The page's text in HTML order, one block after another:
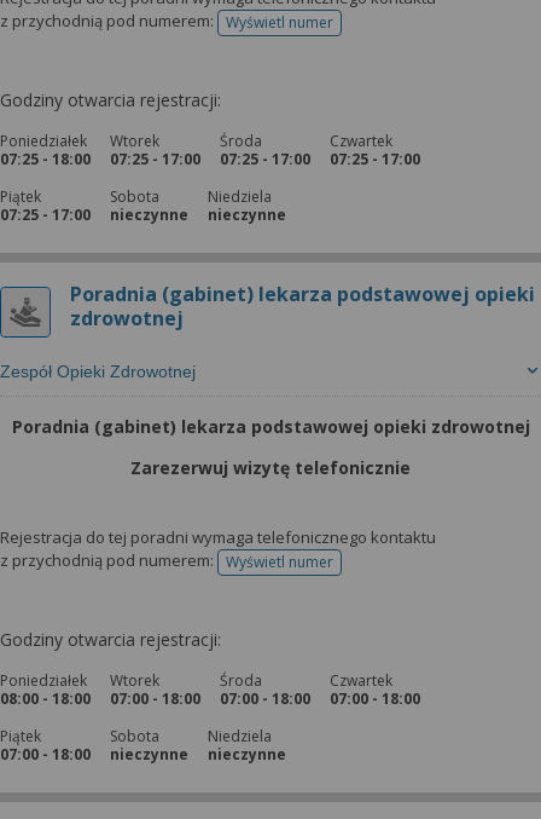
z przychodnią pod numerem:
Wyświetl numertelefonu do rejestracji
Godziny otwarcia rejestracji:
Poniedziałek
07:25 - 18:00
Wtorek
07:25 - 17:00
Środa
07:25 - 17:00
Czwartek
07:25 - 17:00
Piątek
07:25 - 17:00
Sobota
nieczynne
Niedziela
nieczynne
Poradnia (gabinet) lekarza podstawowej opieki
zdrowotnej
Zespół Opieki Zdrowotnej
Poradnia (gabinet) lekarza podstawowej opieki zdrowotnej
Zarezerwuj wizytę telefonicznie
Rejestracja do tej poradni wymaga telefonicznego kontaktu
z przychodnią pod numerem:
Wyświetl numertelefonu do rejestracji
Godziny otwarcia rejestracji:
Poniedziałek
08:00 - 18:00
Wtorek
07:00 - 18:00
Środa
07:00 - 18:00
Czwartek
07:00 - 18:00
Piątek
07:00 - 18:00
Sobota
nieczynne
Niedziela
nieczynne
możesz też wycofać zgodę na przetwarzanie Twoich
dowiedzieć się więcej lub chcesz przeprowadzić
konfigurację szczegółową, to możesz tego dokonać
za pomocą „Ustawień zaawansowanych”.
Więcej informacji na temat wykorzystywania
narzędzi zewnętrznych w naszym serwisie